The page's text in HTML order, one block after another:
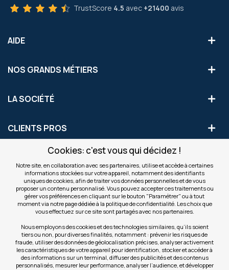
Cookies: c'est vous qui décidez !
Notre site, en collaboration avec ses partenaires, utilise et accède à certaines
informations stockées sur votre appareil, notamment des identifiants
uniques de cookies, afin de traiter vos données personnelles et de vous
proposer un contenu personnalisé. Vous pouvez accepter ces traitements ou
gérer vos préférences en cliquant sur le bouton "Paramétrer" ou à tout
moment via notre page dédiée à la politique de confidentialité. Les choix que
vous effectuez sur ce site sont partagés avec nos partenaires.
Nous employons des cookies et des technologies similaires, qu’ils soient
tiers ou non, pour diverses finalités, notamment : prévenir les risques de
fraude, utiliser des données de géolocalisation précises, analyser activement
les caractéristiques de votre appareil pour identification, stocker et accéder à
des informations sur un terminal, diffuser des publicités et des contenus
personnalisés, mesurer leur performance, analyser l’audience, et développer
TrustScore 4.5 avec +21400 avis
AIDE
NOS GRANDS MÉTIERS
LA SOCIÉTÉ
CLIENTS PROS
S'INSCRIRE AUX OFFRES COMMERCIALES
Inscription
notre
newsletter
Valider
NOS SITES